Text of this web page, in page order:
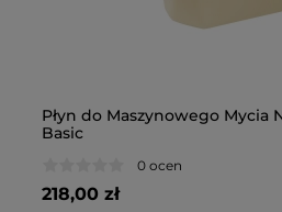
Płyn do Maszynowego Mycia
Basic
0 ocen
218,00 zł